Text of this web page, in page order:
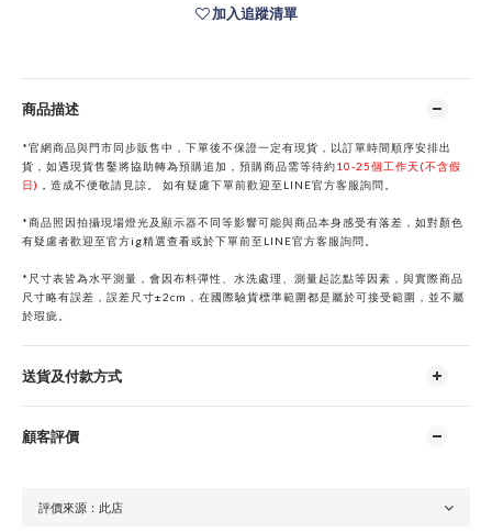
加入追蹤清單
商品描述
*官網商品與門市同步販售中，下單後不保證一定有現貨，以訂單時間順序安排出
貨，如遇現貨售鑿將協助轉為預購追加，預購商品需等待約10-25個工作天(不含假
日) ， 造成不便敬請見諒。 如有疑慮下單前歡迎至LINE官方客服詢問。
*商品照因拍攝現場燈光及顯示器不同等影響可能與商品本身感受有落差，如對顏色
有疑慮者歡迎至官方ig精選查看或於下單前至LINE官方客服詢問。
* 尺寸表皆為水平測量，會因布料彈性、水洗處理、測量起訖點等因素，與實際商品
尺寸略有誤差，誤差尺寸±2cm，在國際驗貨標準範圍都是屬於可接受範圍，並不屬
於瑕疵。
送貨及付款方式
顧客評價